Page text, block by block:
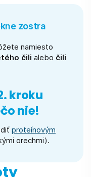
zostra
namiesto
čili alebo čili
kroku
nie!
proteínovým
orechmi).